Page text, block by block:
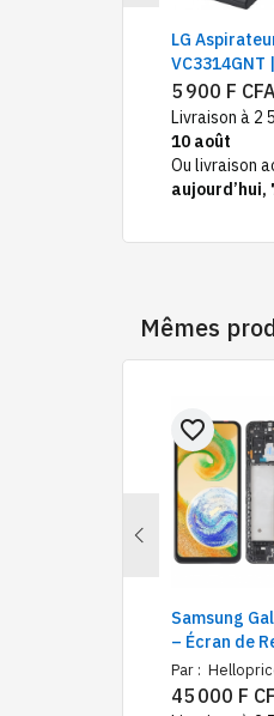
LG
VC3314GNT
1400 Watts
5 900 F CFA
Livraison à 2
10 août
Ou livraison
aujourd’hui,
Mêmes
Previous
Samsung
– Écran de
avec cadre
Compatible +
Par :
favorite_border
45 000 F